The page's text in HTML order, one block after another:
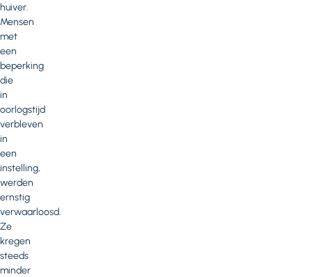
huiver.
Mensen
met
een
beperking
die
in
oorlogstijd
verbleven
in
een
instelling,
werden
ernstig
verwaarloosd.
Ze
kregen
steeds
minder